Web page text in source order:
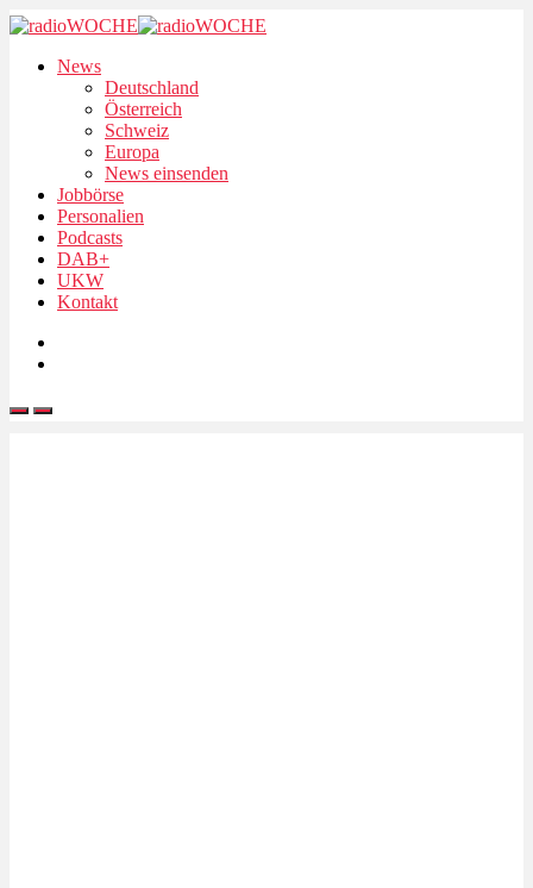
News
Deutschland
Österreich
Schweiz
Europa
News einsenden
Jobbörse
Personalien
Podcasts
DAB+
UKW
Kontakt